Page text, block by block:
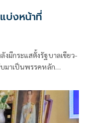
บ่งหน้าที่
งมีกระแสตั้งรัฐบาลเขียว-
มาเป็นพรรคหลัก